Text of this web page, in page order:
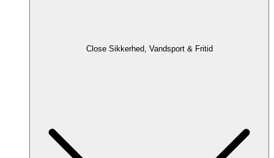
Close Sikkerhed, Vandsport & Fritid